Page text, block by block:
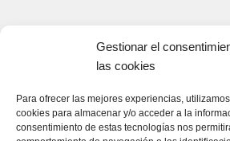
Gestionar el
las cookies
Para ofrecer las mejores experiencias,
cookies para almacenar y/o acceder a la
consentimiento de estas tecnologías nos
Contacto